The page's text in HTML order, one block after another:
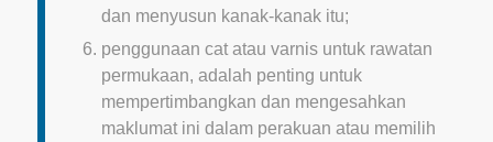
dan menyusun kanak-kanak itu;
penggunaan cat atau varnis untuk rawatan
permukaan, adalah penting untuk
mempertimbangkan dan mengesahkan
maklumat ini dalam perakuan atau memilih